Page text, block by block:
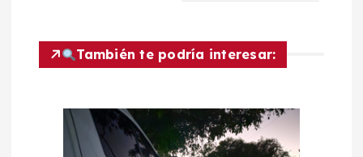
También te podría interesar: